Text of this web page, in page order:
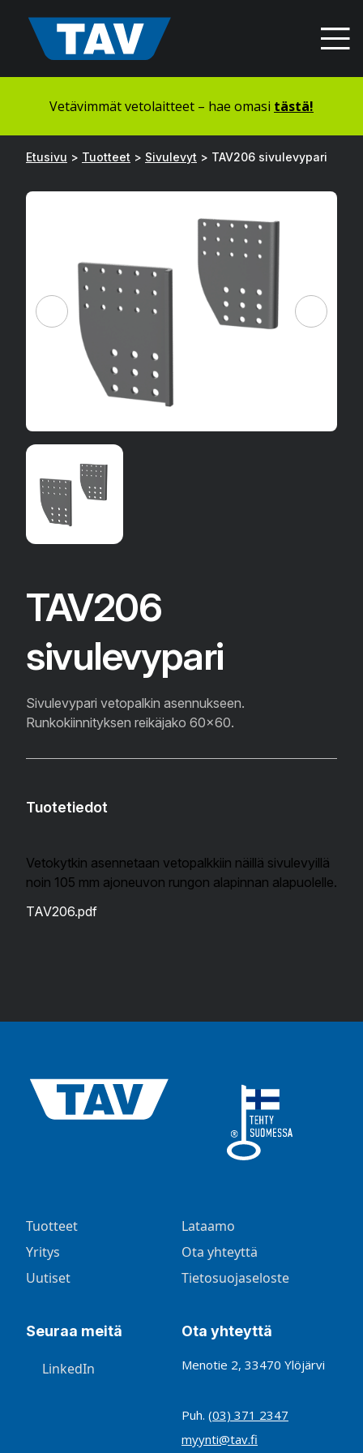
sisältöön
Vetävimmät vetolaitteet – hae omasi tästä!
Etusivu > Tuotteet > Sivulevyt > TAV206 sivulevypari
TAV206
sivulevypari
Sivulevypari vetopalkin asennukseen.
Runkokiinnityksen reikäjako 60x60.
Tuotetiedot
Vetokytkin asennetaan vetopalkkiin näillä sivulevyillä
noin 105 mm ajoneuvon rungon alapinnan alapuolelle.
TAV206.pdf
Tuotteet
Yritys
Uutiset
Lataamo
Ota yhteyttä
Tietosuojaseloste
Seuraa meitä
LinkedIn
Ota yhteyttä
Menotie 2, 33470 Ylöjärvi
Puh. (03) 371 2347
myynti@tav.fi